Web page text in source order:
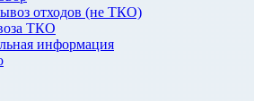
отходов (не ТКО)
ТКО
информация